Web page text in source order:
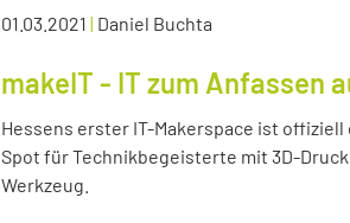
01.03.2021 | Daniel Buchta
makeIT - IT zum Anfassen
Hessens erster IT-Makerspace ist
Spot für Technikbegeisterte mit 3D-
Werkzeug.